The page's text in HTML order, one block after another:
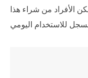
الأفراد من شراء هذا